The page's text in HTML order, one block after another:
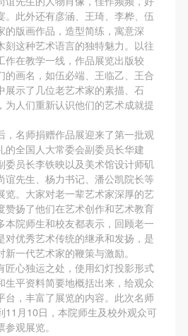
。此外还有彦涵、王琦、李桦、伍
的版画作品，造型简练，寓意深
刻这种艺术语言的独特魅力。以往
作在教学一线，作品展览出版较
的画名，如伍必端、王临乙、王合
展示了几位老艺术家的素描、石
为人们重新认识他们的艺术成就提
，名师捐赠作品展迎来了第一批观
的全国人大常委会副委员长华建
委员长李铁映以及美术馆设计师矶
谊先生、杨力书记、潘公凯院长等
览。大家对老一辈艺术家深厚的艺
赞扬了他们在艺术创作和艺术教育
本院师生和校友都表示，回顾老一
对优秀艺术传统的继承和发扬，是
一代艺术家的鞭策与激励。
匠心独运之处，使用幻灯投影形式
生平资料简要地概括出来，给观众
台，丰富了展览的内容。此次名师
11月10日，本院师生及校外观众可
观展览。
是成年人（具有完全民事行为
）未成年人必须在成年人的陪
期间的人身安全责任自负。鼓
全保险。活动中一旦出现事
当事人及美术馆将不承担人身
互相援助的义务。参加活动的
织实施救援工作，但对事故本
和经济责任。参加本次活动者
及相关连带责任。
期间应主动遵守美术馆活动秩
展示、展览、馆藏艺术作品及
旦因个人原因造成美术馆场
是成年人（具有完全民事行为
）未成年人必须在成年人的陪
期间的人身安全责任自负。鼓
全保险。活动中一旦出现事
当事人及美术馆将不承担人身
互相援助的义务。参加活动的
织实施救援工作，但对事故本
和经济责任。参加本次活动者
及相关连带责任。
期间应主动遵守美术馆活动秩
展示、展览、馆藏艺术作品及
旦因个人原因造成美术馆场
是成年人（具有完全民事行为
）未成年人必须在成年人的陪
期间的人身安全责任自负。鼓
全保险。活动中一旦出现事
当事人及美术馆将不承担人身
互相援助的义务。参加活动的
织实施救援工作，但对事故本
和经济责任。参加本次活动者
及相关连带责任。
期间应主动遵守美术馆活动秩
展示、展览、馆藏艺术作品及
旦因个人原因造成美术馆场
码将作为您的登录账号
登录
艺术网会员账户登录